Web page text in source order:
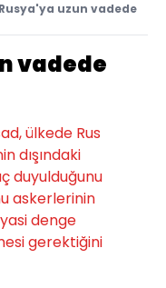
uzun vadede
vadede
ülkede Rus
dışındaki
duyulduğunu
askerlerinin
denge
gerektiğini